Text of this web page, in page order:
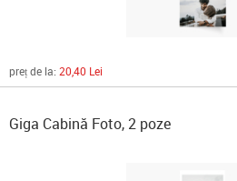
preț de la: 20,40 Lei
Giga Cabină Foto, 2 poze